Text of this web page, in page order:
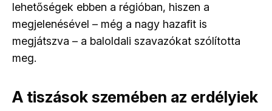
lehetőségek ebben a régióban, hiszen a
megjelenésével – még a nagy hazafit is
megjátszva – a baloldali szavazókat szólította
meg.
A tiszások szemében az erdélyiek